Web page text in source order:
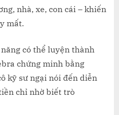
nhà, xe, con cái – khiến
mất.
có thể luyện thành
chứng minh bằng
kỹ sư ngại nói đến diễn
chỉ nhờ biết trò